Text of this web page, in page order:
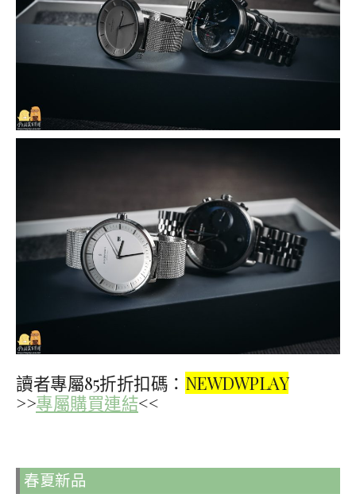
讀者專屬85折折扣碼： NEWDWPLAY
>>專屬購買連結<<
春夏新品